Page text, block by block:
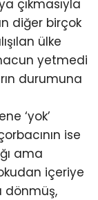
çıkmasıyla
diğer birçok
ülke
yetmedi
durumuna
‘yok’
ise
ama
içeriye
dönmüş,